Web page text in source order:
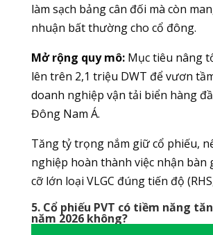
làm sạch bảng cân đối mà còn
nhuận bất thường cho cổ đông.
Mở rộng quy mô:Mục tiêu nâng
lên trên 2,1 triệu DWT để vươn
doanh nghiệp vận tải biển hàng
Đông Nam Á.
Tăng tỷ trọng nắm giữ cổ phiếu,
nghiệp hoàn thành việc nhận bàn
cỡ lớn loại VLGC đúng tiến độ
5. Cổ phiếu PVT có tiềm năng
năm 2026 không?